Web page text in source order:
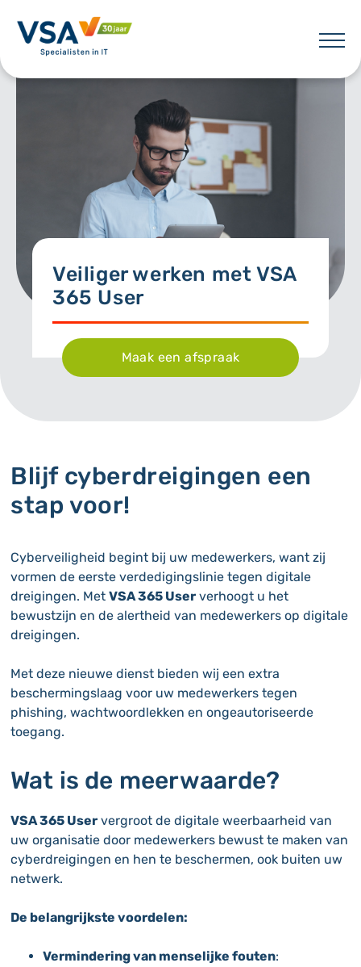
content
Veiliger werken met VSA
365 User
Maak een afspraak
Blijf cyberdreigingen een
stap voor!
Cyberveiligheid begint bij uw medewerkers, want zij
vormen de eerste verdedigingslinie tegen digitale
dreigingen. Met VSA 365 User verhoogt u het
bewustzijn en de alertheid van medewerkers op digitale
dreigingen.
Met deze nieuwe dienst bieden wij een extra
beschermingslaag voor uw medewerkers tegen
phishing, wachtwoordlekken en ongeautoriseerde
toegang.
Wat is de meerwaarde?
VSA 365 User vergroot de digitale weerbaarheid van
uw organisatie door medewerkers bewust te maken van
cyberdreigingen en hen te beschermen, ook buiten uw
netwerk.
De belangrijkste voordelen:
Vermindering van menselijke fouten: